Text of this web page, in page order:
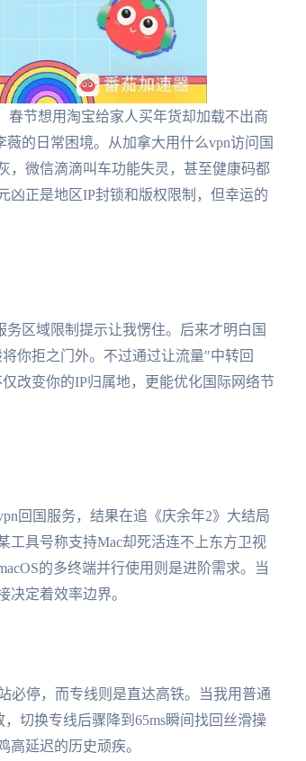
节想用淘宝给家人买年货却加载不出商
的日常困境。从加拿大用什么vpn访问国
，微信滴滴叫车功能失灵，甚至健康码都
凶正是地区IP封锁和版权限制，但幸运的
区域限制提示让我愣住。后来才明白国
你拒之门外。不过通过让流量"中转回
改变你的IP归属地，更能优化国际网络节
回国服务，结果在追《庆余年2》大结局
工具号称支持Mac却死活连不上东方卫视
的多终端并行使用则是进阶需求。当
定着效率边界。
必停，而专线则是直达高铁。当我用普通
切换专线后骤降到65ms瞬间找回丝滑操
延迟的历史顽疾。